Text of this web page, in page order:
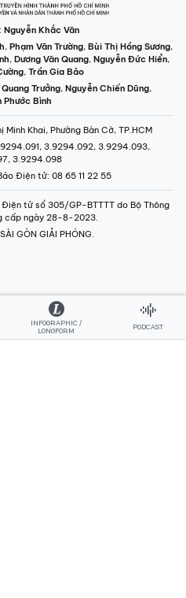
Nguyễn Khắc Văn
, Phạm Văn Trường, Bùi Thị Hồng Sương,
, Dương Văn Quang, Nguyễn Đức Hiển,
, Trần Gia Bảo
Trưởng, Nguyễn Chiến Dũng,
Phước Bình
Khai, Phường Bàn Cờ, TP.HCM
3.9294.092, 3.9294.093,
3.9294.098
Điện tử: 08 65 11 22 55
tử số 305/GP-BTTTT do Bộ Thông
cấp ngày 28-8-2023.
GÒN GIẢI PHÓNG.
INFOGRAPHIC /
LONGFORM
PODCAST